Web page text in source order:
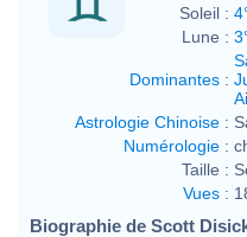
Soleil :
Lune :
Dominantes :
Astrologie Chinoise :
Numérologie :
Taille :
Vues :
Biographie de Scott